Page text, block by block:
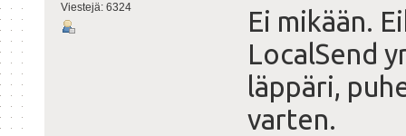
Viestejä: 6324
Ei mikään.
LocalSend
läppäri,
varten.